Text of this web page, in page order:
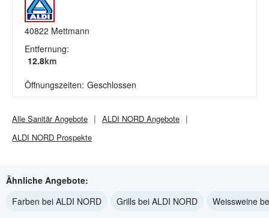
40822 Mettmann
Entfernung:
12.8km
Öffnungszeiten: Geschlossen
Alle SanitärAngebote ALDI NORD Angebote
ALDI NORD Prospekte
Ähnliche Angebote:
Farben bei ALDI NORD
Grills bei ALDI NORD Weissweine